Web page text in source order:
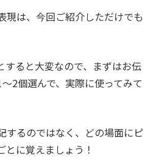
現は、今回ご紹介しただけでも
すると大変なので、まずはお伝
2個選んで、実際に使ってみて
するのではなく、どの場面にピ
とに覚えましょう！